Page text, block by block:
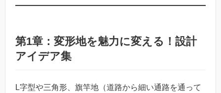
第1章：変形地を魅力に変える！設計
アイデア集
L字型や三角形、旗竿地（道路から細い通路を通って